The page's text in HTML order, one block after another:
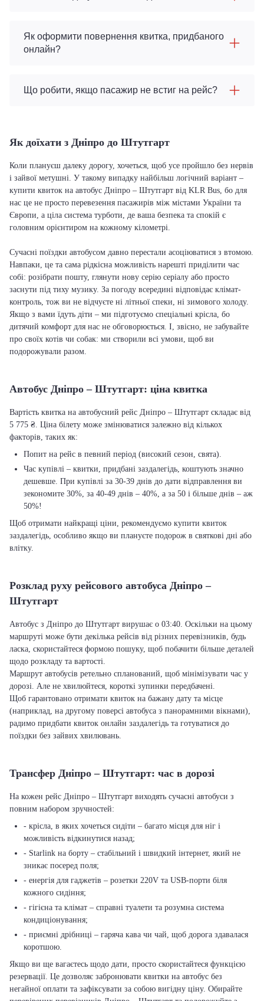
Як оформити повернення квитка, придбаного
онлайн?
Що робити, якщо пасажир не встиг на рейс?
Як доїхати з Дніпро до Штутгарт
Коли плануєш далеку дорогу, хочеться, щоб усе пройшло без нервів
і зайвої метушні. У такому випадку найбільш логічний варіант –
купити квиток на автобус Дніпро – Штутгарт від KLR Bus, бо для
нас це не просто перевезення пасажирів між містами України та
Європи, а ціла система турботи, де ваша безпека та спокій є
головним орієнтиром на кожному кілометрі.
Сучасні поїздки автобусом давно перестали асоціюватися з втомою.
Навпаки, це та сама рідкісна можливість нарешті приділити час
собі: розібрати пошту, глянути нову серію серіалу або просто
заснути під тиху музику. За погоду всередині відповідає клімат-
контроль, тож ви не відчуєте ні літньої спеки, ні зимового холоду.
Якщо з вами їдуть діти – ми підготуємо спеціальні крісла, бо
дитячий комфорт для нас не обговорюється. І, звісно, не забувайте
про своїх котів чи собак: ми створили всі умови, щоб ви
подорожували разом.
Автобус Дніпро – Штутгарт: ціна квитка
Вартість квитка на автобусний рейс Дніпро – Штутгарт складає від
5 775 ₴. Ціна білету може змінюватися залежно від кількох
факторів, таких як:
Попит на рейс в певний період (високий сезон, свята).
Час купівлі – квитки, придбані заздалегідь, коштують значно
дешевше. При купівлі за 30-39 днів до дати відправлення ви
зекономите 30%, за 40-49 днів – 40%, а за 50 і більше днів – аж
50%!
Щоб отримати найкращі ціни, рекомендуємо купити квиток
заздалегідь, особливо якщо ви плануєте подорож в святкові дні або
влітку.
Розклад руху рейсового автобуса Дніпро –
Штутгарт
Автобус з Дніпро до Штутгарт вирушає о 03:40. Оскільки на цьому
маршруті може бути декілька рейсів від різних перевізників, будь
ласка, скористайтеся формою пошуку, щоб побачити більше деталей
щодо розкладу та вартості.
Маршрут автобусів ретельно спланований, щоб мінімізувати час у
дорозі. Але не хвилюйтеся, короткі зупинки передбачені.
Щоб гарантовано отримати квиток на бажану дату та місце
(наприклад, на другому поверсі автобуса з панорамними вікнами),
радимо придбати квиток онлайн заздалегідь та готуватися до
поїздки без зайвих хвилювань.
Трансфер Дніпро – Штутгарт: час в дорозі
На кожен рейс Дніпро – Штутгарт виходять сучасні автобуси з
повним набором зручностей:
- крісла, в яких хочеться сидіти – багато місця для ніг і
можливість відкинутися назад;
- Starlink на борту – стабільний і швидкий інтернет, який не
зникає посеред поля;
- енергія для гаджетів – розетки 220V та USB-порти біля
кожного сидіння;
- гігієна та клімат – справні туалети та розумна система
кондиціонування;
- приємні дрібниці – гаряча кава чи чай, щоб дорога здавалася
коротшою.
Якщо ви ще вагаєтесь щодо дати, просто скористайтеся функцією
резервації. Це дозволяє забронювати квитки на автобус без
негайної оплати та зафіксувати за собою вигідну ціну. Обирайте